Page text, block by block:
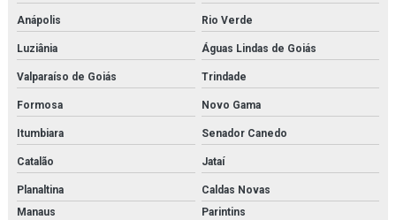
Secador de ar comprimido orçamento
Secador de ar comprimido por refrigeração
Secador de ar parker
Secador parker
Separador de combustível
Anápolis Rio Verde
Luziânia Águas Lindas de Goiás
Valparaíso de Goiás Trindade
Formosa Novo Gama
Itumbiara Senador Canedo
Catalão Jataí
Planaltina
Caldas Novas
Manaus
Parintins